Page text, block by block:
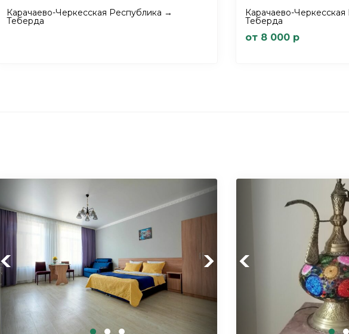
Карачаево-Черкесская Республика →
Теберда
Карачаево-
Теберда
от 8 000 р
Previous Next Previous